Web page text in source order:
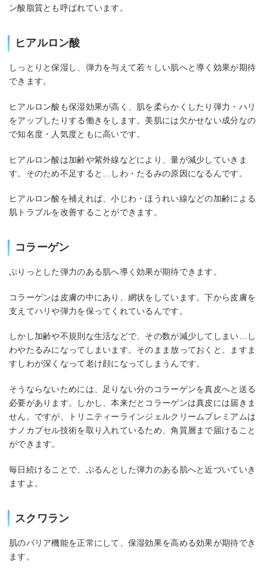
ン酸脂質とも呼ばれています。
ヒアルロン酸
しっとりと保湿し、弾力を与えて若々しい肌へと導く効果が期待
できます。
ヒアルロン酸も保湿効果が高く、肌を柔らかくしたり弾力・ハリ
をアップしたりする働きをします。美肌には欠かせない成分なの
で知名度・人気度ともに高いです。
ヒアルロン酸は加齢や紫外線などにより、量が減少していきま
す。そのため不足すると…しわ・たるみの原因になるんです。
ヒアルロン酸を補えれば、小じわ・ほうれい線などの加齢による
肌トラブルを改善することができます。
コラーゲン
ぷりっとした弾力のある肌へ導く効果が期待できます。
コラーゲンは皮膚の中にあり、網状をしています。下から皮膚を
支えてハリや弾力を保ってくれているんです。
しかし加齢や不規則な生活などで、その数が減少してしまい…し
わやたるみになってしまいます。そのまま放っておくと、ますま
すしわが深くなって老け顔になってしまうんです。
そうならないためには、足りない分のコラーゲンを真皮へと送る
必要があります。しかし、本来だとコラーゲンは真皮には届きま
せん。ですが、トリニティーラインジェルクリームプレミアムは
ナノカプセル技術を取り入れているため、角質層まで届けること
ができます。
毎日続けることで、ぷるんとした弾力のある肌へと近づいていき
ますよ。
スクワラン
肌のバリア機能を正常にして、保湿効果を高める効果が期待でき
ます。